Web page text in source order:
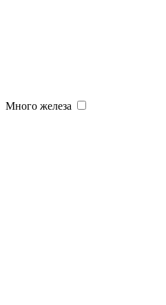
Много железа